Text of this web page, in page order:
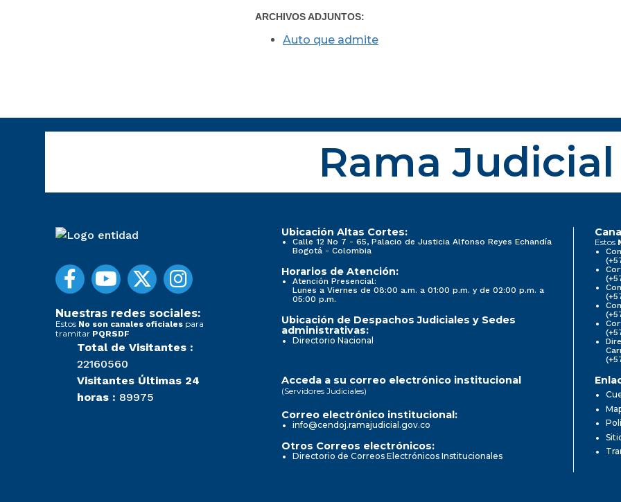
ARCHIVOS ADJUNTOS:
Auto que admite
Rama Judicial
Nuestras redes sociales:
Estos No son canales oficiales para
tramitar PQRSDF
Total de Visitantes :
22160560
Visitantes Últimas 24
horas : 89975
Ubicación Altas Cortes:
Calle 12 No 7 - 65, Palacio de Justicia Alfonso Reyes Echandía
Bogotá - Colombia
Horarios de Atención:
Atención Presencial:
Lunes a Viernes de 08:00 a.m. a 01:00 p.m. y de 02:00 p.m. a
05:00 p.m.
Ubicación de Despachos Judiciales y Sedes
administrativas:
Directorio Nacional
Estos
Acceda a su correo electrónico institucional
(Servidores Judiciales)
Correo electrónico institucional:
info@cendoj.ramajudicial.gov.co
Otros Correos electrónicos:
Directorio de Correos Electrónicos Institucionales